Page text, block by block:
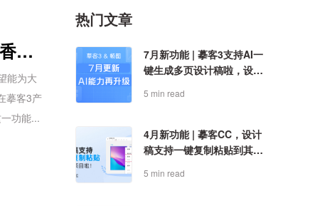
热门文章
7月新功能 | 摹客3支持AI一
键生成多页设计稿啦，设计
5 min read
4月新功能 | 摹客CC，设计
稿支持一键复制粘贴到其他
5 min read
！
能为大
摹客3产
功能...